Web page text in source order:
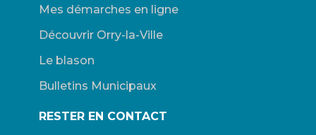
Mes démarches en ligne
Découvrir Orry-la-Ville
Le blason
Bulletins Municipaux
RESTER EN CONTACT